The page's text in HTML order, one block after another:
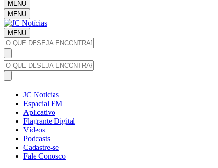
MENU
MENU
MENU
JC Notícias
Espacial FM
Aplicativo
Flagrante Digital
Vídeos
Podcasts
Cadastre-se
Fale Conosco